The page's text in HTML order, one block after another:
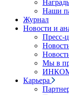
Наши
Журнал
Новости и
Пресс-
Мы в
ИНКОМ
Карьера